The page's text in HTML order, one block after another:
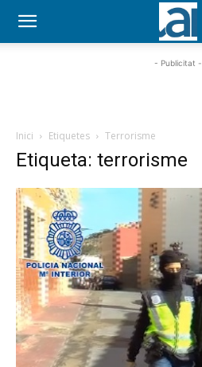
- Publicitat -
Inici Etiquetes Terrorisme
Etiqueta: terrorisme